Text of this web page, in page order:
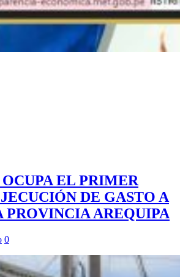
EL PRIMER
DE GASTO A
PROVINCIA AREQUIPA
0